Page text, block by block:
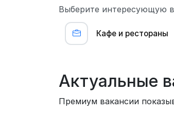
Выберите интересующую
Кафе и рестораны
Актуальные
Премиум вакансии